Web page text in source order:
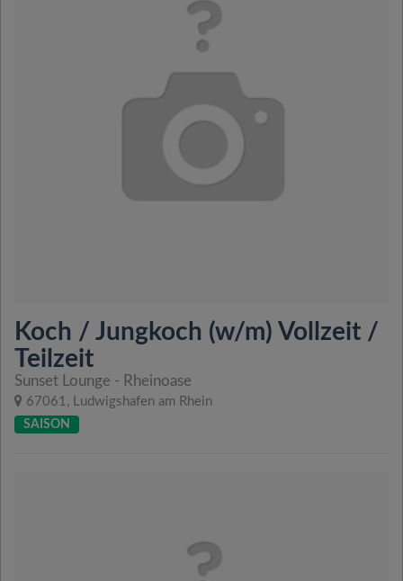
Koch / Jungkoch (w/m) Vollzeit /
Teilzeit
Sunset Lounge - Rheinoase
67061, Ludwigshafen am Rhein
SAISON